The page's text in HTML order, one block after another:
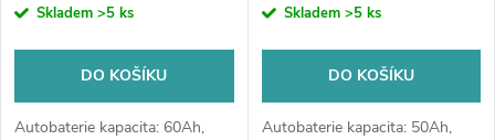
Skladem >5 ks
DO KOŠÍKU
Autobaterie kapacita: 60Ah,
Skladem >5 ks
DO KOŠÍKU
Autobaterie kapacita: 50Ah,